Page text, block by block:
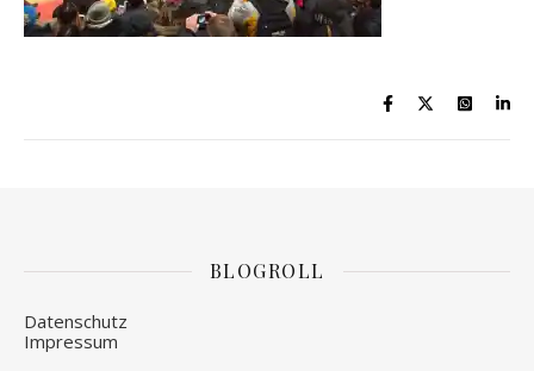
BLOGROLL
Datenschutz
Impressum